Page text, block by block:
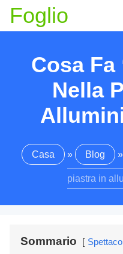
Foglio
Cosa Fa
Nella
Casa » Blog »
piastra in
Sommario